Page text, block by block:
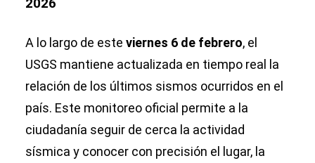
2026
A lo largo de este viernes 6 de febrero, el
USGS mantiene actualizada en tiempo real la
relación de los últimos sismos ocurridos en el
país. Este monitoreo oficial permite a la
ciudadanía seguir de cerca la actividad
sísmica y conocer con precisión el lugar, la